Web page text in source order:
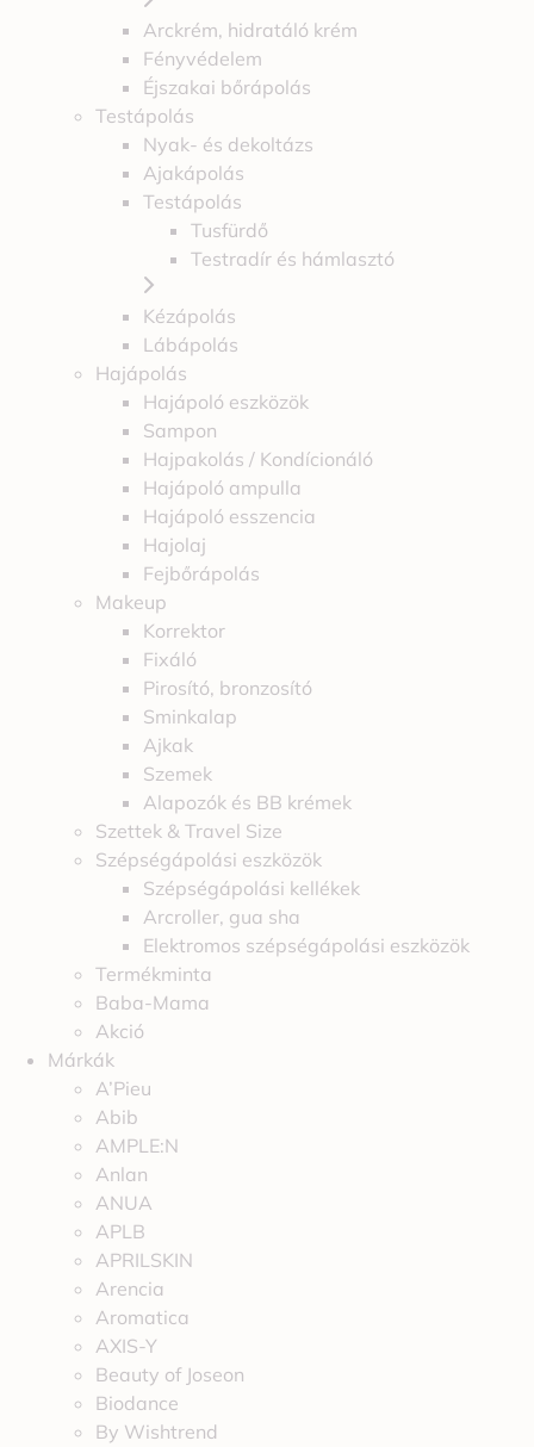
Arckrém, hidratáló krém
Fényvédelem
Éjszakai bőrápolás
Testápolás
Nyak- és dekoltázs
Ajakápolás
Testápolás
Tusfürdő
Testradír és hámlasztó
Kézápolás
Lábápolás
Hajápolás
Hajápoló eszközök
Sampon
Hajpakolás / Kondícionáló
Hajápoló ampulla
Hajápoló esszencia
Hajolaj
Fejbőrápolás
Makeup
Korrektor
Fixáló
Pirosító, bronzosító
Sminkalap
Ajkak
Szemek
Alapozók és BB krémek
Szettek & Travel Size
Szépségápolási eszközök
Szépségápolási kellékek
Arcroller, gua sha
Elektromos szépségápolási eszközök
Termékminta
Baba-Mama
Akció
Márkák
A’Pieu
Abib
AMPLE:N
Anlan
ANUA
APLB
APRILSKIN
Arencia
Aromatica
AXIS-Y
Beauty of Joseon
Biodance
By Wishtrend